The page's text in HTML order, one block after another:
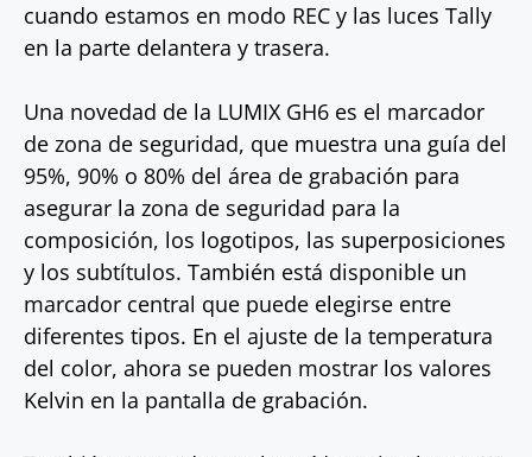
cuando estamos en modo REC y las luces Tally
en la parte delantera y trasera.
Una novedad de la LUMIX GH6 es el marcador
de zona de seguridad, que muestra una guía del
95%, 90% o 80% del área de grabación para
asegurar la zona de seguridad para la
composición, los logotipos, las superposiciones
y los subtítulos. También está disponible un
marcador central que puede elegirse entre
diferentes tipos. En el ajuste de la temperatura
del color, ahora se pueden mostrar los valores
Kelvin en la pantalla de grabación.